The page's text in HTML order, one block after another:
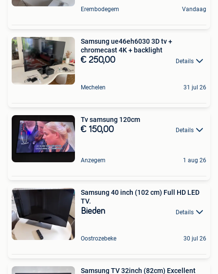
Erembodegem Vandaag
Samsung ue46eh6030 3D tv +
chromecast 4K + backlight
€ 250,00 Details
Mechelen 31 jul 26
Tv samsung 120cm
€ 150,00 Details
Anzegem 1 aug 26
Samsung 40 inch (102 cm) Full HD LED
TV.
Bieden Details
Oostrozebeke 30 jul 26
Samsung TV 32inch (82cm) Excellent